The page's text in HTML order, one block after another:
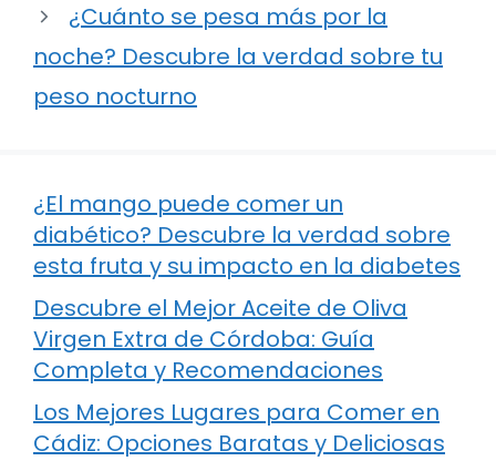
¿Cuánto se pesa más por la
noche? Descubre la verdad sobre tu
peso nocturno
¿El mango puede comer un
diabético? Descubre la verdad sobre
esta fruta y su impacto en la diabetes
Descubre el Mejor Aceite de Oliva
Virgen Extra de Córdoba: Guía
Completa y Recomendaciones
Los Mejores Lugares para Comer en
Cádiz: Opciones Baratas y Deliciosas